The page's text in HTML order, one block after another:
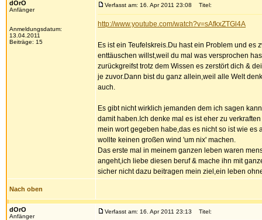
dOrO
Anfänger
Anmeldungsdatum:
13.04.2011
Beiträge: 15
Verfasst am: 16. Apr 2011 23:08 Titel:
http://www.youtube.com/watch?v=sAfkxZTGl4A
Es ist ein Teufelskreis.Du hast ein Problem und
enttäuschen willst,weil du mal was versprochen
zurückgreifst trotz dem Wissen es zerstört dich &
je zuvor.Dann bist du ganz allein,weil alle Welt
auch.
Es gibt nicht wirklich jemanden dem ich sagen
damit haben.Ich denke mal es ist eher zu
mein wort gegeben habe,das es nicht so ist wie
wollte keinen großen wind 'um nix' machen.
Das erste mal in meinem ganzen leben waren
angeht,ich liebe diesen beruf & mache ihn mit
sicher nicht dazu beitragen mein ziel,ein leben
Nach oben
dOrO
Anfänger
Verfasst am: 16. Apr 2011 23:13 Titel: